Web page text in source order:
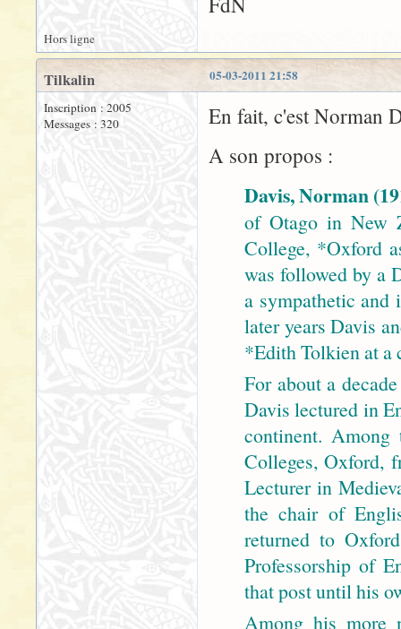
Hors ligne
05-03-2011 21:58
Tilkalin
Inscription : 2005
Messages : 320
En fait, c'est Norman
A son propos :
Davis, Norman
of Otago in New
College, *Oxford
was followed by a
a sympathetic and
later years Davis
*Edith Tolkien at a
For about a
Davis lectured in
continent. Among
Colleges, Oxford,
Lecturer in
the chair of
returned to
Professorship of
that post until his
Among his more